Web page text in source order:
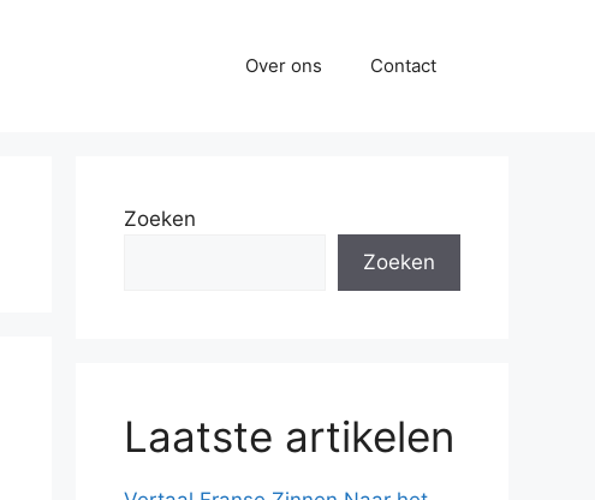
Over ons Contact
Zoeken
Zoeken
Laatste artikelen